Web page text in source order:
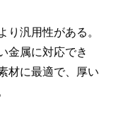
り汎用性がある。
金属に対応でき
材に最適で、厚い